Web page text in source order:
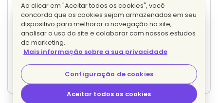
Ghostwriter para artigos na área de negócios e
tecnologia
Analisando propostas
4 propostas Preço fixo
Node.js training tutor
6 propostas Por hora
Ao clicar em "Aceitar todos os cookies", você
concorda que os cookies sejam armazenados em seu
dispositivo para melhorar a navegação no site,
analisar o uso do site e colaborar com nossos estudos
de marketing.
Mais informação sobre a sua privacidade
Configuração de cookies
Aceitar todos os cookies